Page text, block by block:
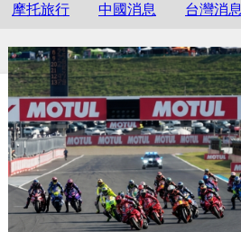
摩托旅行 中國消息 台灣消息